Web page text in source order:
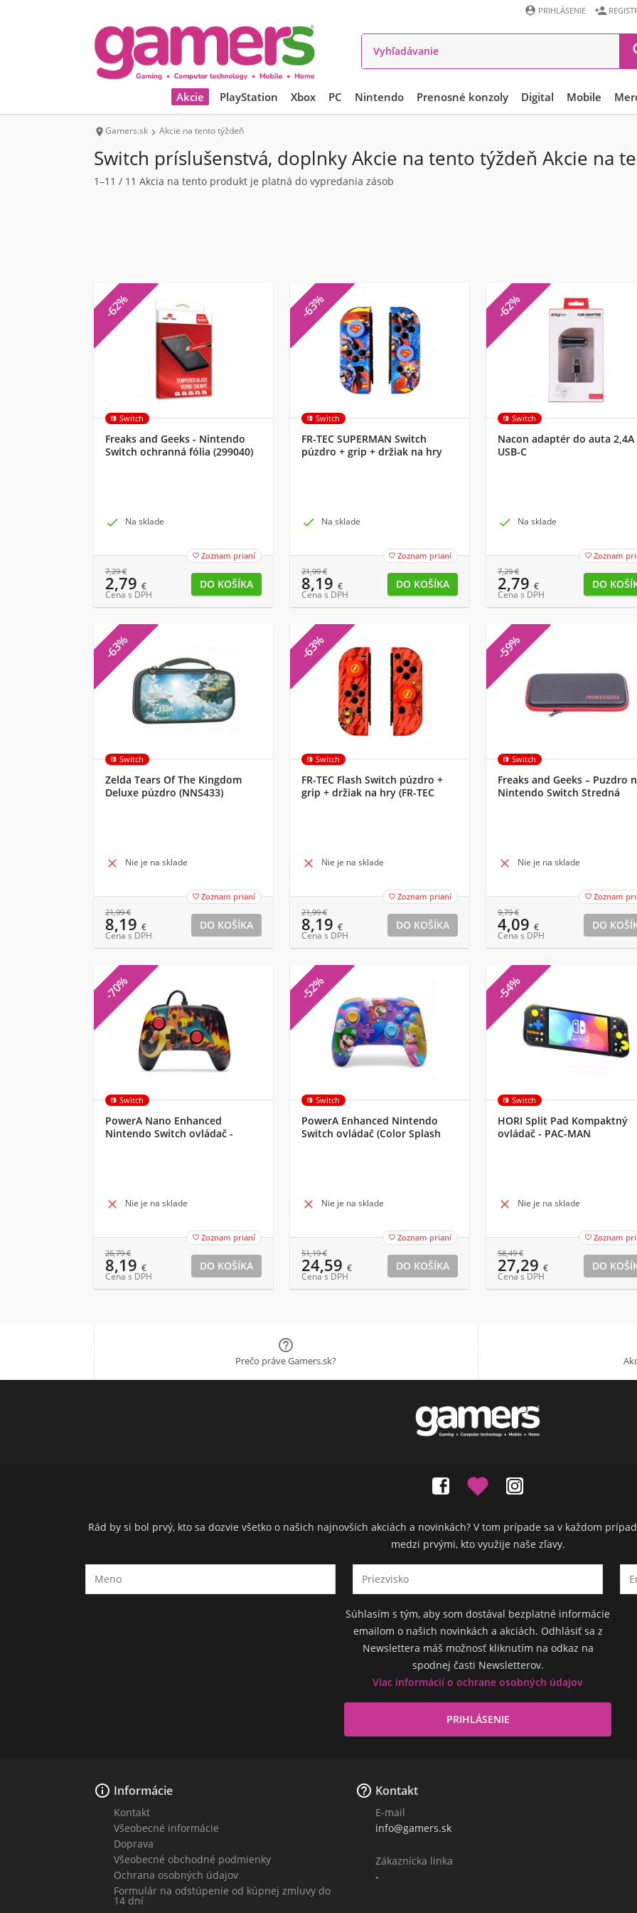

 PRIHLÁSENIE
Akcie PlayStation Xbox PC Nintendo Prenosné konzoly Digital Mobile
Gamers.sk  Akcie na tento týždeň
Switch príslušenstvá, doplnky Akcie na tento týždeň Akcie na
1–11 / 11 Akcia na tento produkt je platná do vypredania zásob
-62%
Switch
Freaks and Geeks - Nintendo
Switch ochranná fólia (299040)
 Na sklade
 Zoznam prianí
7,29€
2,79 €
Cena s DPH
-63%
Switch
FR-TEC SUPERMAN Switch
púzdro + grip + držiak na hry
 Na sklade
 Zoznam prianí
21,99€
8,19 €
Cena s DPH
-62%
Switch
Nacon adaptér do auta 2,4A
USB-C
 Na sklade
 Zoznam
7,29€
2,79 €
Cena s DPH
-63%
Switch
Zelda Tears Of The Kingdom
Deluxe púzdro (NNS433)
 Nie je na sklade
 Zoznam prianí
21,99€
8,19 €
Cena s DPH
-63%
Switch
FR-TEC Flash Switch púzdro +
grip + držiak na hry (FR-TEC
 Nie je na sklade
 Zoznam prianí
21,99€
8,19 €
Cena s DPH
-59%
Switch
Freaks and Geeks – Puzdro
Nintendo Switch Stredná
 Nie je na sklade
 Zoznam
9,79€
4,09 €
Cena s DPH
-70%
Switch
PowerA Nano Enhanced
Nintendo Switch ovládač -
 Nie je na sklade
 Zoznam prianí
26,79€
8,19 €
Cena s DPH
-52%
Switch
PowerA Enhanced Nintendo
Switch ovládač (Color Splash
 Nie je na sklade
 Zoznam prianí
51,19€
24,59 €
Cena s DPH
-54%
Switch
HORI Split Pad Kompaktný
ovládač - PAC-MAN
 Nie je na sklade
 Zoznam
58,49€
27,29 €
Cena s DPH

Prečo práve Gamers.sk?
Rád by si bol prvý, kto sa dozvie všetko o našich najnovších akciách a novinkách? V tom prípade sa v každom
medzi prvými, kto využije naše zľavy.
Súhlasím s tým, aby som dostával bezplatné informácie
emailom o našich novinkách a akciách. Odhlásiť sa z
Newslettera máš možnosť kliknutím na odkaz na
spodnej časti Newsletterov.
Viac informácií o ochrane osobných údajov
 Informácie
Kontakt
Všeobecné informácie
Doprava
Všeobecné obchodné podmienky
Ochrana osobných údajov
Formulár na odstúpenie od kúpnej zmluvy do
14 dní
 Kontakt
E-mail
info@gamers.sk
Zákaznícka linka
-